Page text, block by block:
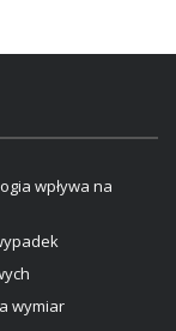
wpływa na
wymiar